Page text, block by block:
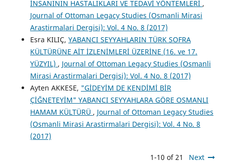
İNSANININ HASTALIKLARI VE TEDAVİ YÖNTEMLERİ ,
Journal of Ottoman Legacy Studies (Osmanli Mirasi
Arastirmalari Dergisi): Vol. 4 No. 8 (2017)
Esra KILIÇ, YABANCI SEYYAHLARIN TÜRK SOFRA
KÜLTÜRÜNE AİT İZLENİMLERİ ÜZERİNE (16. ve 17.
YÜZYIL) , Journal of Ottoman Legacy Studies (Osmanli
Mirasi Arastirmalari Dergisi): Vol. 4 No. 8 (2017)
Ayten AKKESE, "GİDEYİM DE KENDİMİ BİR
ÇİĞNETEYİM" YABANCI SEYYAHLARA GÖRE OSMANLI
HAMAM KÜLTÜRÜ , Journal of Ottoman Legacy Studies
(Osmanli Mirasi Arastirmalari Dergisi): Vol. 4 No. 8
(2017)
1-10 of 21 Next